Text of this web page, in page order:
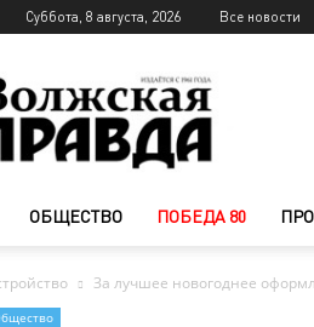
Суббота, 8 августа, 2026 Все новости
Волжского
—
Волжская
ОБЩЕСТВО ПОБЕДА 80
За лучшее новогоднее